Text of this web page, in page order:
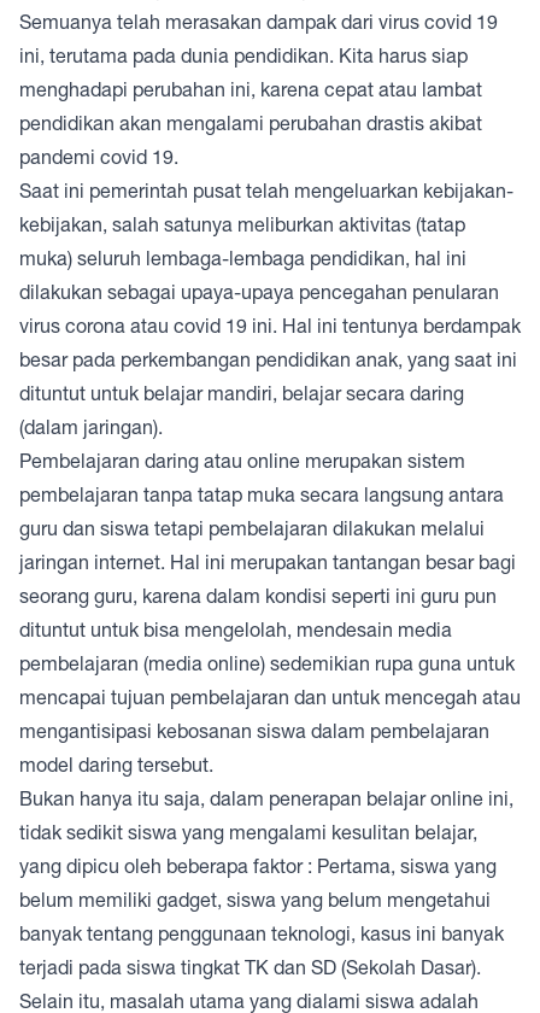
Semuanya telah merasakan dampak dari virus covid 19
ini, terutama pada dunia pendidikan. Kita harus siap
menghadapi perubahan ini, karena cepat atau lambat
pendidikan akan mengalami perubahan drastis akibat
pandemi covid 19.
Saat ini pemerintah pusat telah mengeluarkan kebijakan-
kebijakan, salah satunya meliburkan aktivitas (tatap
muka) seluruh lembaga-lembaga pendidikan, hal ini
dilakukan sebagai upaya-upaya pencegahan penularan
virus corona atau covid 19 ini. Hal ini tentunya berdampak
besar pada perkembangan pendidikan anak, yang saat ini
dituntut untuk belajar mandiri, belajar secara daring
(dalam jaringan).
Pembelajaran daring atau online merupakan sistem
pembelajaran tanpa tatap muka secara langsung antara
guru dan siswa tetapi pembelajaran dilakukan melalui
jaringan internet. Hal ini merupakan tantangan besar bagi
seorang guru, karena dalam kondisi seperti ini guru pun
dituntut untuk bisa mengelolah, mendesain media
pembelajaran (media online) sedemikian rupa guna untuk
mencapai tujuan pembelajaran dan untuk mencegah atau
mengantisipasi kebosanan siswa dalam pembelajaran
model daring tersebut.
Bukan hanya itu saja, dalam penerapan belajar online ini,
tidak sedikit siswa yang mengalami kesulitan belajar,
yang dipicu oleh beberapa faktor : Pertama, siswa yang
belum memiliki gadget, siswa yang belum mengetahui
banyak tentang penggunaan teknologi, kasus ini banyak
terjadi pada siswa tingkat TK dan SD (Sekolah Dasar).
Selain itu, masalah utama yang dialami siswa adalah